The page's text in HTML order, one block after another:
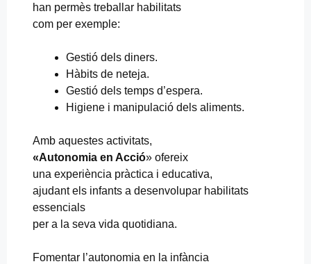
han permès treballar habilitats
com per exemple:
Gestió dels diners.
Hàbits de neteja.
Gestió dels temps d’espera.
Higiene i manipulació dels aliments.
Amb aquestes activitats,
«Autonomia en Acció» ofereix
una experiència pràctica i educativa,
ajudant els infants a desenvolupar habilitats
essencials
per a la seva vida quotidiana.
Fomentar l’autonomia en la infància